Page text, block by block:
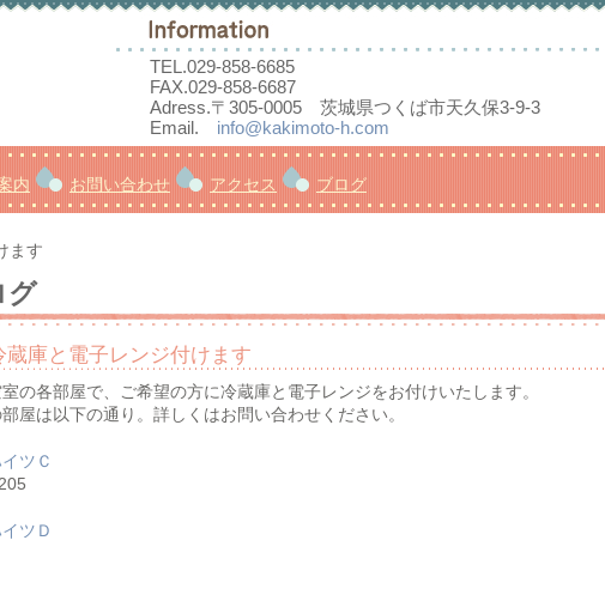
TEL.029-858-6685
FAX.029-858-6687
Adress.〒305-0005 茨城県つくば市天久保3-9-3
Email. info@kakimoto-h.com
内 お問い合わせ アクセス ブログ
ます
グ
蔵庫と電子レンジ付けます
の各部屋で、ご希望の方に冷蔵庫と電子レンジをお付けいたします。
屋は以下の通り。詳しくはお問い合わせください。
ツＣ
ツＤ